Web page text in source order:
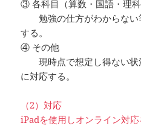
③ 各科目（算数・国語・理科
勉強の仕方がわからない
する。
④ その他
現時点で想定し得ない状
に対応する。
（2）対応
iPadを使用しオンライン対応